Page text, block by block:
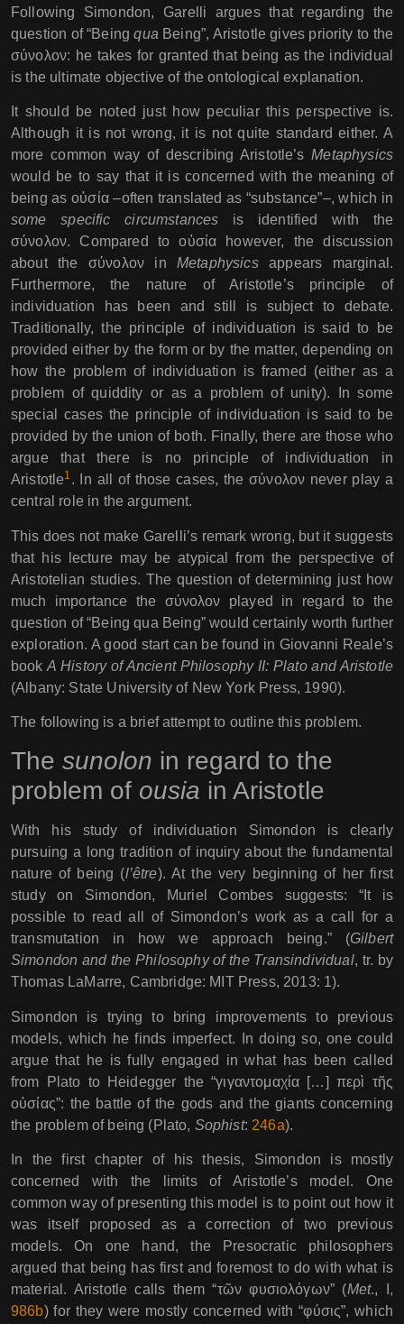
Following Simondon, Garelli argues that regarding the
question of “Beingqua Being”, Aristotle gives priority to the
σύνολον: he takes for granted that being as the individual
is the ultimate objective of the ontological explanation.
It should be noted just how peculiar this perspective is.
Although it is not wrong, it is not quite standard either. A
more common way of describing Aristotle’sMetaphysics
would be to say that it is concerned with the meaning of
being as οὐσία –often translated as “substance”–, which in
some specific circumstances is identified with the
σύνολον. Compared to οὐσία however, the discussion
about the σύνολον inMetaphysicsappears marginal.
Furthermore, the nature of Aristotle’s principle of
individuation has been and still is subject to debate.
Traditionally, the principle of individuation is said to be
provided either by the form or by the matter, depending on
how the problem of individuation is framed (either as a
problem of quiddity or as a problem of unity). In some
special cases the principle of individuation is said to be
provided by the union of both. Finally, there are those who
argue that there is no principle of individuation in
Aristotle1 . In all of those cases, the σύνολον never play a
central role in the argument.
This does not make Garelli’s remark wrong, but it suggests
that his lecture may be atypical from the perspective of
Aristotelian studies. The question of determining just how
much importance the σύνολον played in regard to the
question of “Being qua Being” would certainly worth further
exploration. A good start can be found in Giovanni Reale’s
bookA History of Ancient Philosophy II: Plato and Aristotle
(Albany: State University of New York Press, 1990).
The following is a brief attempt to outline this problem.
The sunolon in regard to the
problem of ousia in Aristotle
With his study of individuation Simondon is clearly
pursuing a long tradition of inquiry about the fundamental
nature of being (l’être). At the very beginning of her first
study on Simondon, Muriel Combes suggests: “It is
possible to read all of Simondon’s work as a call for a
transmutation in how we approach being.” (Gilbert
Simondon and the Philosophy of the Transindividual, tr. by
Thomas LaMarre, Cambridge: MIT Press, 2013: 1).
Simondon is trying to bring improvements to previous
models, which he finds imperfect. In doing so, one could
argue that he is fully engaged in what has been called
from Plato to Heidegger the “γιγαντομαχία […] περὶ τῆς
οὐσίας”: the battle of the gods and the giants concerning
the problem of being (Plato, Sophist: 246a).
In the first chapter of his thesis, Simondon is mostly
concerned with the limits of Aristotle’s model. One
common way of presenting this model is to point out how it
was itself proposed as a correction of two previous
models. On one hand, the Presocratic philosophers
argued that being has first and foremost to do with what is
material. Aristotle calls them “τῶν φυσιολόγων” (Met., I,
986b) for they were mostly concerned with “φύσις”, which